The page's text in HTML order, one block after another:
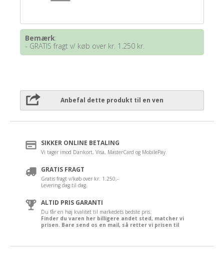
Bemærk:
- GRATIS fragt v/ køb over kr. 1.250 kr.
Anbefal dette produkt til en ven
SIKKER ONLINE BETALING
Vi tager imod Dankort, Visa, MasterCard og MobilePay.
GRATIS FRAGT
Gratis fragt v/køb over kr. 1.250,-
Levering dag til dag.
ALTID PRIS GARANTI
Du får en høj kvalitet til markedets bedste pris.
Finder du varen her billigere andet sted, matcher vi
prisen. Bare send os en mail, så retter vi prisen til